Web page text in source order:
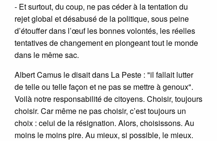
- Et surtout, du coup, ne pas céder à la tentation du
rejet global et désabusé de la politique, sous peine
d’étouffer dans l’œuf les bonnes volontés, les réelles
tentatives de changement en plongeant tout le monde
dans le même sac.
Albert Camus le disait dans La Peste : "il fallait lutter
de telle ou telle façon et ne pas se mettre à genoux".
Voilà notre responsabilité de citoyens. Choisir, toujours
choisir. Car même ne pas choisir, c’est toujours un
choix : celui de la résignation. Alors, choisissons. Au
moins le moins pire. Au mieux, si possible, le mieux.